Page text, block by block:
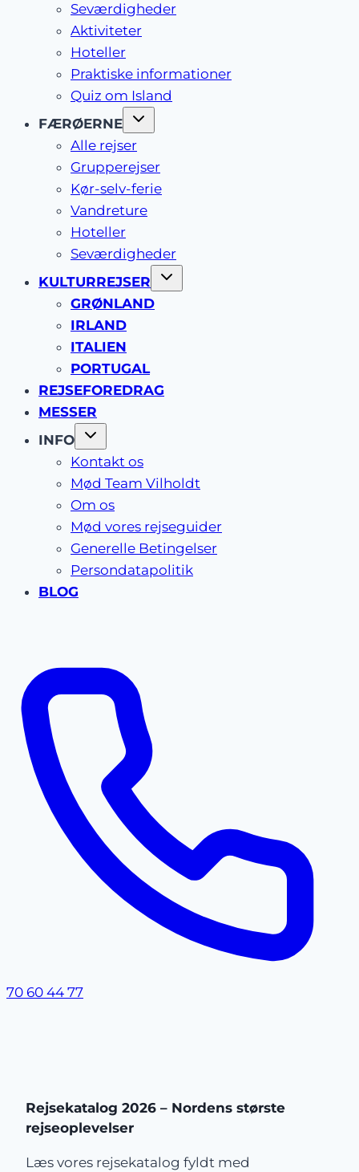
Seværdigheder
Aktiviteter
Hoteller
Praktiske informationer
Quiz om Island
FÆRØERNE
Alle rejser
Grupperejser
Kør-selv-ferie
Vandreture
Hoteller
Seværdigheder
KULTURREJSER
GRØNLAND
IRLAND
ITALIEN
PORTUGAL
REJSEFOREDRAG
MESSER
INFO
Kontakt os
Mød Team Vilholdt
Om os
Mød vores rejseguider
Generelle Betingelser
Persondatapolitik
BLOG
70 60 44 77
Rejsekatalog 2026 – Nordens største
rejseoplevelser
Læs vores rejsekatalog fyldt med